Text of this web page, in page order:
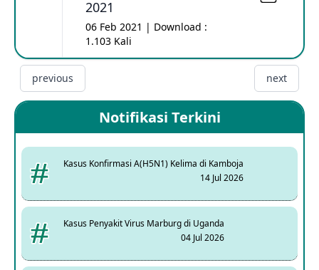
2021
06 Feb 2021 | Download :
1.103 Kali
previous next
Notifikasi Terkini
Kasus Konfirmasi A(H5N1) Kelima di Kamboja
14 Jul 2026
Kasus Penyakit Virus Marburg di Uganda
04 Jul 2026